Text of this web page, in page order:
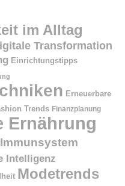
im Alltag
Transformation
Einrichtungstipps
Erneuerbare
Trends Finanzplanung
Ernährung
Immunsystem
Intelligenz
Modetrends